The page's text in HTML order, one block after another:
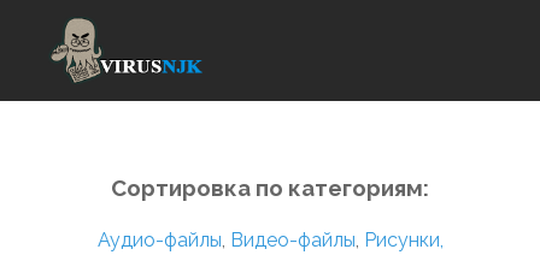
Сортировка по категориям:
Аудио-файлы, Видео-файлы, Рисунки,